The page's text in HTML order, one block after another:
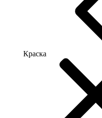
Краска